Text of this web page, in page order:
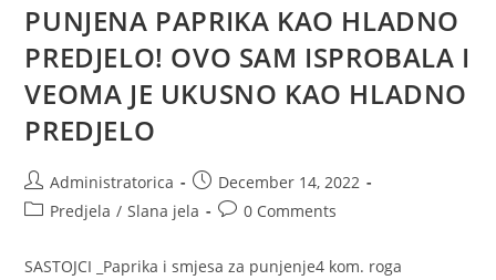
PUNJENA PAPRIKA KAO HLADNO
PREDJELO! OVO SAM ISPROBALA I
VEOMA JE UKUSNO KAO HLADNO
PREDJELO
Post
author:
Administratorica
Post
published:
December 14, 2022
PostPredjela / Slana jela
Post0 Comments
SASTOJCI _Paprika i smjesa za punjenje4 kom. roga